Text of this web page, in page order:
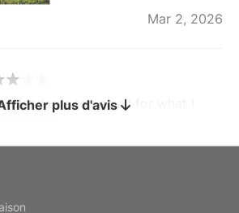
Mar 2, 2026
calendar is too small for what I
it for
plus d'avis